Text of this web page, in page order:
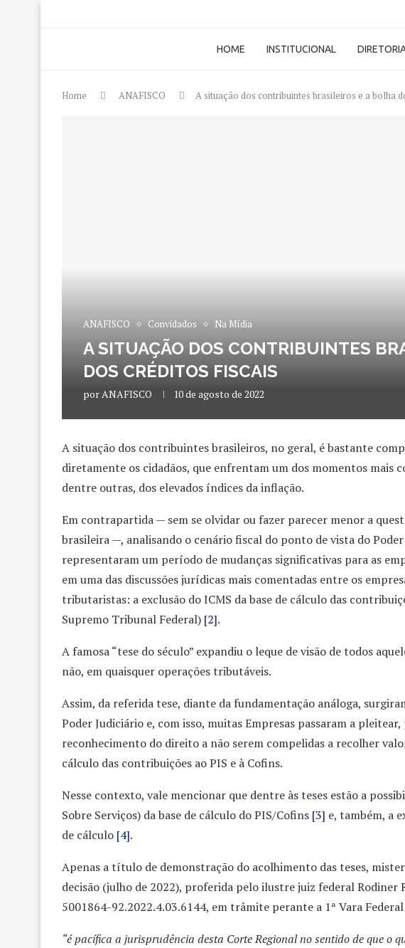
HOME INSTITUCIONAL
Home ANAFISCO A situação dos contribuintes brasileiros e a bolha
ANAFISCO Convidados Na Mídia
A SITUAÇÃO DOS CONTRIBUINTES
DOS CRÉDITOS FISCAIS
porANAFISCO 10 de agosto de 2022
A situação dos contribuintes brasileiros, no geral, é bastante
diretamente os cidadãos, que enfrentam um dos momentos mais
dentre outras, dos elevados índices da inflação.
Em contrapartida — sem se olvidar ou fazer parecer menor a
brasileira —, analisando o cenário fiscal do ponto de vista do
representaram um período de mudanças significativas para as
em uma das discussões jurídicas mais comentadas entre os
tributaristas: a exclusão do ICMS da base de cálculo das
Supremo Tribunal Federal) [2].
A famosa “tese do século” expandiu o leque de visão de todos
não, em quaisquer operações tributáveis.
Assim, da referida tese, diante da fundamentação análoga,
Poder Judiciário e, com isso, muitas Empresas passaram a
reconhecimento do direito a não serem compelidas a recolher
cálculo das contribuições ao PIS e à Cofins.
Nesse contexto, vale mencionar que dentre às teses estão a
Sobre Serviços) da base de cálculo do PIS/Cofins [3] e, também, a
de cálculo [4].
Apenas a título de demonstração do acolhimento das teses,
decisão (julho de 2022), proferida pelo ilustre juiz federal Rodiner
5001864-92.2022.4.03.6144, em trâmite perante a 1ª Vara Federal
“é pacífica a jurisprudência desta Corte Regional no sentido de que o